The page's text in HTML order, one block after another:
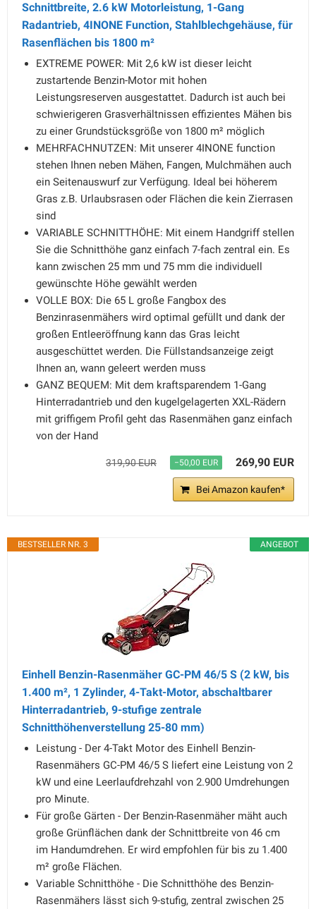
Schnittbreite, 2.6 kW Motorleistung, 1-Gang
Radantrieb, 4INONE Function, Stahlblechgehäuse, für
Rasenflächen bis 1800 m²
EXTREME POWER: Mit 2,6 kW ist dieser leicht
zustartende Benzin-Motor mit hohen
Leistungsreserven ausgestattet. Dadurch ist auch bei
schwierigeren Grasverhältnissen effizientes Mähen bis
zu einer Grundstücksgröße von 1800 m² möglich
MEHRFACHNUTZEN: Mit unserer 4INONE function
stehen Ihnen neben Mähen, Fangen, Mulchmähen auch
ein Seitenauswurf zur Verfügung. Ideal bei höherem
Gras z.B. Urlaubsrasen oder Flächen die kein Zierrasen
sind
VARIABLE SCHNITTHÖHE: Mit einem Handgriff stellen
Sie die Schnitthöhe ganz einfach 7-fach zentral ein. Es
kann zwischen 25 mm und 75 mm die individuell
gewünschte Höhe gewählt werden
VOLLE BOX: Die 65 L große Fangbox des
Benzinrasenmähers wird optimal gefüllt und dank der
großen Entleeröffnung kann das Gras leicht
ausgeschüttet werden. Die Füllstandsanzeige zeigt
Ihnen an, wann geleert werden muss
GANZ BEQUEM: Mit dem kraftsparendem 1-Gang
Hinterradantrieb und den kugelgelagerten XXL-Rädern
mit griffigem Profil geht das Rasenmähen ganz einfach
von der Hand
319,90 EUR −50,00 EUR 269,90 EUR
Bei Amazon kaufen*
ANGEBOT
BESTSELLER NR. 3
Einhell Benzin-Rasenmäher GC-PM 46/5 S (2 kW, bis
1.400 m², 1 Zylinder, 4-Takt-Motor, abschaltbarer
Hinterradantrieb, 9-stufige zentrale
Schnitthöhenverstellung 25-80 mm)
Leistung - Der 4-Takt Motor des Einhell Benzin-
Rasenmähers GC-PM 46/5 S liefert eine Leistung von 2
kW und eine Leerlaufdrehzahl von 2.900 Umdrehungen
pro Minute.
Für große Gärten - Der Benzin-Rasenmäher mäht auch
große Grünflächen dank der Schnittbreite von 46 cm
im Handumdrehen. Er wird empfohlen für bis zu 1.400
m² große Flächen.
Variable Schnitthöhe - Die Schnitthöhe des Benzin-
Rasenmähers lässt sich 9-stufig, zentral zwischen 25